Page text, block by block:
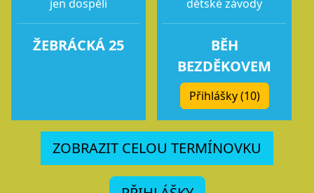
jen dospělí
ŽEBRÁCKÁ 25
dětské závody
BĚH
BEZDĚKOVEM
Přihlášky (10)
ZOBRAZIT CELOU TERMÍNOVKU